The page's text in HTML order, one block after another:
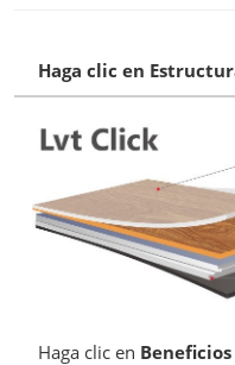
Haga clic en
Haga clic en Beneficios